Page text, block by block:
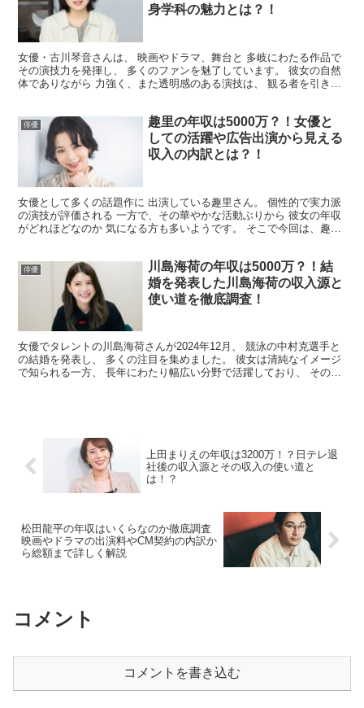
身学科の魅力とは？！
女優・古川琴音さんは、 映画やドラマ、舞台と 多岐にわたる作品で
その演技力を発揮し、 多くのファンを魅了しています。 彼女の自然
体でありながら 力強く、また透明感のある演技は、 観る者を引き込
俳優
趣里の年収は5000万？！女優と
しての活躍や広告出演から見える
収入の内訳とは？！
女優として多くの話題作に 出演している趣里さん。 個性的で実力派
の演技が評価される 一方で、その華やかな活動ぶりから 彼女の年収
がどれほどなのか 気になる方も多いようです。 そこで今回は、趣里
俳優
川島海荷の年収は5000万？！結
婚を発表した川島海荷の収入源と
使い道を徹底調査！
女優でタレントの川島海荷さんが2024年12月、 競泳の中村克選手と
の結婚を発表し、 多くの注目を集めました。 彼女は清純なイメージ
で知られる一方、 長年にわたり幅広い分野で活躍しており、 その年
上田まりえの年収は3200万！？日テレ退
社後の収入源とその収入の使い道と
は！？
松田龍平の年収はいくらなのか徹底調査
映画やドラマの出演料やCM契約の内訳か
ら総額まで詳しく解説
コメント
コメントを書き込む